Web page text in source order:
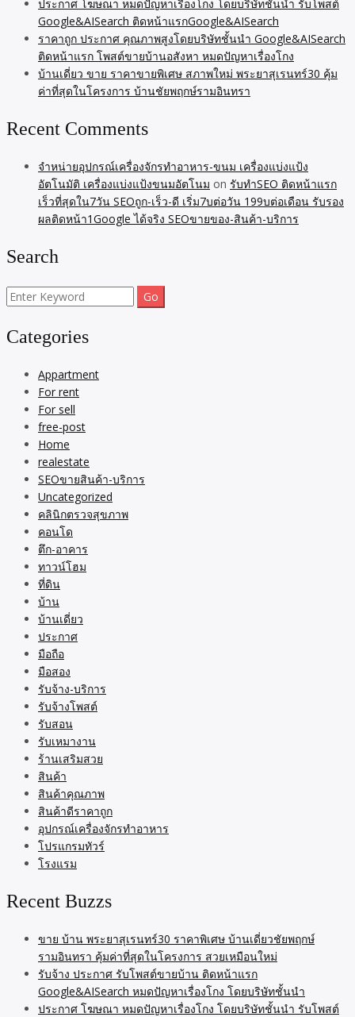
ประกาศ โฆษณา หมดปัญหาเรื่องโกง โดยบริษัทชั้นนำ รับโพสต์
Google&AISearch ติดหน้าแรกGoogle&AISearch
ราคาถูก ประกาศ คุณภาพสูงโดยบริษัทชั้นนำ Google&AISearch
ติดหน้าแรก โพสต์ขายบ้านอสังหา หมดปัญหาเรื่องโกง
บ้านเดี่ยว ขาย ราคาขายพิเศษ สภาพใหม่ พระยาสุเรนทร์30 คุ้ม
ค่าที่สุดในโครงการ บ้านชัยพฤกษ์รามอินทรา
Recent Comments
จำหน่ายอุปกรณ์เครื่องจักรทำอาหาร-ขนม เครื่องแบ่งแป้ง
อัตโนมัติ เครื่องแบ่งแป้งขนมอัตโนม on รับทำSEO ติดหน้าแรก
เร็วที่สุดใน7วัน SEOถูก-เร็ว-ดี เริ่ม7บต่อวัน 199บต่อเดือน รับรอง
ผลติดหน้า1Google ได้จริง SEOขายของ-สินค้า-บริการ
Search
Search
for:
Categories
Appartment
For rent
For sell
free-post
Home
realestate
SEOขายสินค้า-บริการ
Uncategorized
คลินิกตรวจสุขภาพ
คอนโด
ตึก-อาคาร
ทาวน์โฮม
ที่ดิน
บ้าน
บ้านเดี่ยว
ประกาศ
มือถือ
มือสอง
รับจ้าง-บริการ
รับจ้างโพสต์
รับสอน
รับเหมางาน
ร้านเสริมสวย
สินค้า
สินค้าคุณภาพ
สินค้าดีราคาถูก
อุปกรณ์เครื่องจักรทำอาหาร
โปรแกรมทัวร์
โรงแรม
Recent Buzzs
ขาย บ้าน พระยาสุเรนทร์30 ราคาพิเศษ บ้านเดี่ยวชัยพฤกษ์
รามอินทรา คุ้มค่าที่สุดในโครงการ สวยเหมือนใหม่
รับจ้าง ประกาศ รับโพสต์ขายบ้าน ติดหน้าแรก
Google&AISearch หมดปัญหาเรื่องโกง โดยบริษัทชั้นนำ
ประกาศ โฆษณา หมดปัญหาเรื่องโกง โดยบริษัทชั้นนำ รับโพสต์